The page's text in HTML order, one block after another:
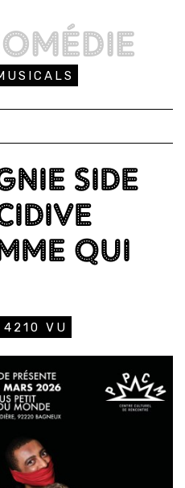
SIDE
QUI
4210 VU